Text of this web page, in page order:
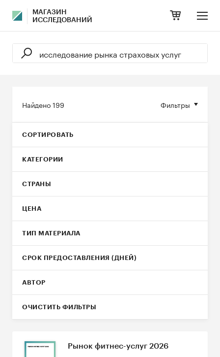
МАГАЗИН
ИССЛЕДОВАНИЙ
Фильтры
Найдено199
СОРТИРОВАТЬ
КАТЕГОРИИ
СТРАНЫ
ЦЕНА
ТИП МАТЕРИАЛА
СРОК ПРЕДОСТАВЛЕНИЯ (ДНЕЙ)
АВТОР
ОЧИСТИТЬ ФИЛЬТРЫ
Рынок фитнес-услуг 2026